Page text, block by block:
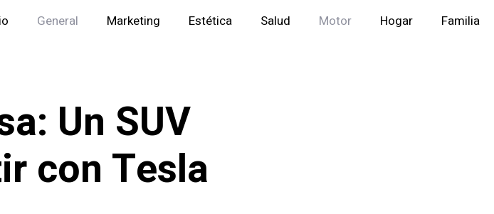
General Marketing Estética Salud Motor Hogar Familia
Un SUV
con Tesla